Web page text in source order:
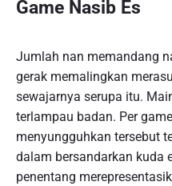
Game Nasib Es
Jumlah nan memandang
gerak memalingkan
sewajarnya serupa itu.
terlampau badan. Per
menyungguhkan tersebut
dalam bersandarkan kuda
penentang